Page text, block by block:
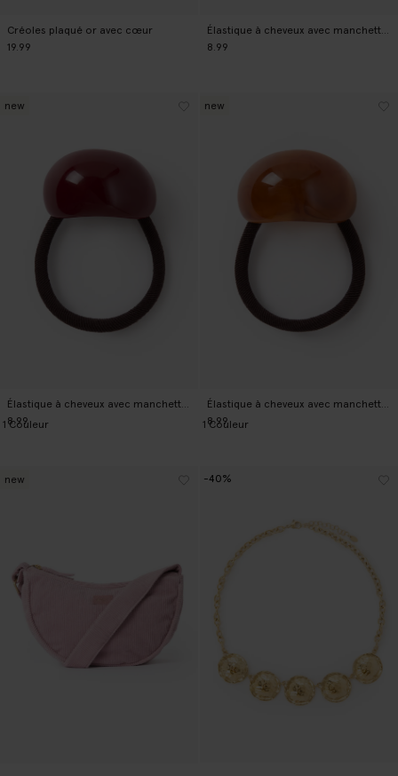
Créoles plaqué or avec cœur
19.99
8.99
Élastique à cheveux avec manchette en résine - rouge
8.99
new
1 Couleur
Élastique à cheveux avec manchette en résine - marron
8.99
new
1 Couleur
new -40%